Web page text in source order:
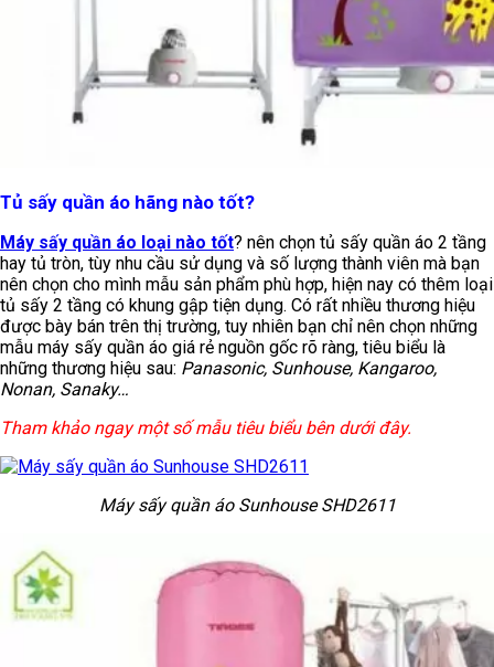
Tủ sấy quần áo hãng nào tốt?
Máy sấy quần áo loại nào tốt? nên chọn tủ sấy quần áo 2 tầng
hay tủ tròn, tùy nhu cầu sử dụng và số lượng thành viên mà bạn
nên chọn cho mình mẫu sản phẩm phù hợp, hiện nay có thêm loại
tủ sấy 2 tầng có khung gập tiện dụng. Có rất nhiều thương hiệu
được bày bán trên thị trường, tuy nhiên bạn chỉ nên chọn những
mẫu máy sấy quần áo giá rẻ nguồn gốc rõ ràng, tiêu biểu là
những thương hiệu sau: Panasonic, Sunhouse, Kangaroo,
Nonan, Sanaky…
Tham khảo ngay một số mẫu tiêu biểu bên dưới đây.
Máy sấy quần áo Sunhouse SHD2611